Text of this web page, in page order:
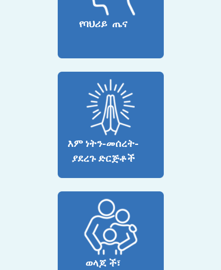
የባህሪይ ጤና
እም ነትን-መሰረት-
ያደረጉ ድርጅቶች
ወላጆ ች፣